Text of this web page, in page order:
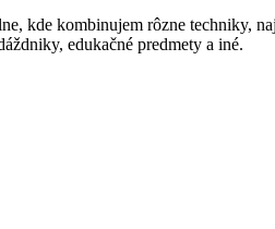
kde kombinujem rôzne techniky,
edukačné predmety a iné.